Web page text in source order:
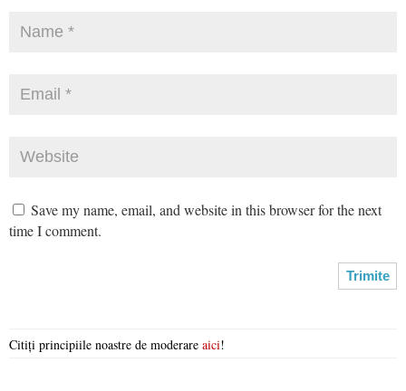
Save my name, email, and website in this browser for the next
time I comment.
Citiți principiile noastre de moderare aici!